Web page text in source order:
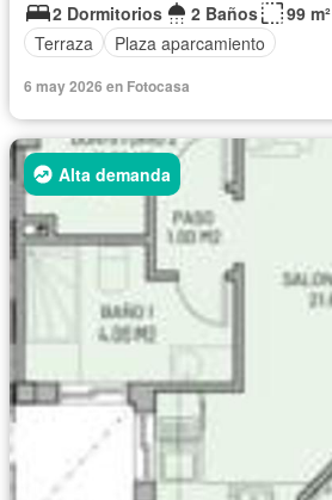
2 Dormitorios
2 Baños
99 m²
Terraza
Plaza aparcamiento
6 may 2026 en Fotocasa
Alta demanda